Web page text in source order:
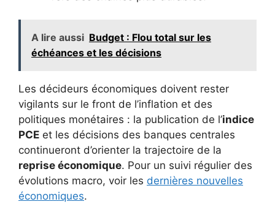
A lire aussi Budget : Flou total sur les
échéances et les décisions
Les décideurs économiques doivent rester
vigilants sur le front de l’inflation et des
politiques monétaires : la publication de l’indice
PCE et les décisions des banques centrales
continueront d’orienter la trajectoire de la
reprise économique. Pour un suivi régulier des
évolutions macro, voir les dernières nouvelles
économiques.